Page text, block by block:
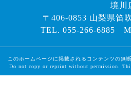
境川
〒406-0853 山梨県笛
TEL. 055-266-6885
このホームページに掲載されるコンテンツの無
Do not copy or reprint without permission.